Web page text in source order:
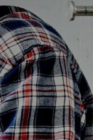
Våra varumärken